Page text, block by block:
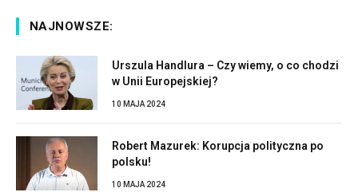
NAJNOWSZE:
Urszula Handlura – Czy wiemy, o co chodzi
w Unii Europejskiej?
10 MAJA 2024
Robert Mazurek: Korupcja polityczna po
polsku!
10 MAJA 2024